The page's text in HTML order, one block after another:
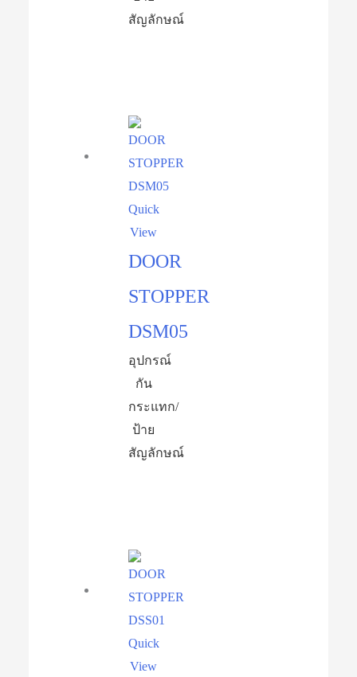
สัญลักษณ์
Quick
View
DOOR
STOPPER
DSM05
อุปกรณ์​
กัน
กระแทก/
ป้าย
สัญลักษณ์
Quick
View